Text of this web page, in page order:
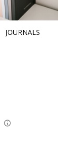
JOURNALS